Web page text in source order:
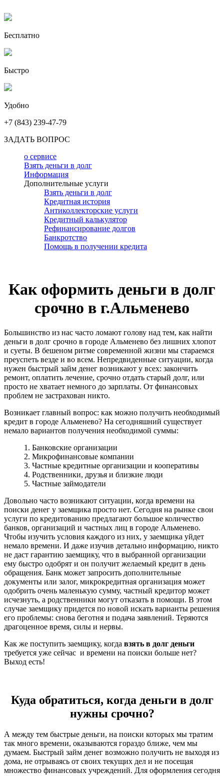
Бесплатно
Быстро
Удобно
+7 (843) 239-47-79
ЗАДАТЬ ВОПРОС
о сервисе
Взять деньги в долг
Информация
Дополнительные услуги
Взять деньги в долг
Кредитная история
Антиколлекторские услуги
Кредитный калькулятор
Рефинансирование долгов
Банкротство
Помощь в получении кредита
Как оформить деньги в долг
срочно в г.Альменево
Большинство из нас часто ломают голову над тем, как найти
деньги в долг срочно в городе Альменево без лишних хлопот
и суеты. В бешеном ритме современной жизни мы стараемся
преуспеть везде и во всем. Непредвиденные ситуации, когда
нужен быстрый займ денег возникают у всех: закончить
ремонт, оплатить лечение, срочно отдать старый долг, или
просто не хватает немного до зарплаты. От финансовых
проблем не застрахован никто.
Возникает главный вопрос: как можно получить необходимый
кредит в городе Альменево? На сегодняшний существует
немало вариантов получения необходимой суммы:
1. Банковские организации
2. Микрофинансовые компании
3. Частные кредитные организации и кооперативы
4. Родственники, друзья и близкие люди
5. Частные займодатели
Довольно часто возникают ситуации, когда времени на
поиски денег у заемщика просто нет. Сегодня на рынке свои
услуги по кредитованию предлагают большое количество
банков, организаций и частных лиц в городе Альменево.
Чтобы изучить условия каждого из них, у заемщика уйдет
немало времени. И даже изучив детально информацию, никто
не даст гарантию заемщику, что в выбранной организации
ему быстро одобрят и он получит желаемый кредит в день
обращения. Банк может запросить дополнительные
документы или залог, микрокредитная организация может
одобрить очень маленькую сумму, частный кредитор может
исчезнуть, а родственники могут отказать в помощи. В этом
случае заемщику придется по новой искать варианты решения
его проблемы: снова беготня и подача заявлений. Теряются
драгоценное время, силы и нервы.
Как же поступить заемщику, когда взять в долг деньги
требуется уже сейчас и времени на поиски больше нет?
Выход есть!
Куда обратиться, когда деньги в долг
нужны срочно?
А между тем быстрые деньги, на поиски которых мы тратим
так много времени, оказываются гораздо ближе, чем мы
думаем. Быстрый займ денег возможно получить не выходя из
дома, не отрываясь от своих текущих дел и не посещая
множество финансовых учреждений. Для оформления сегодня